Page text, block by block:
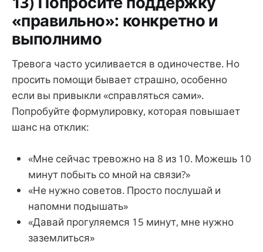
«правильно»: конкретно и
выполнимо
Тревога часто усиливается в одиночестве. Но
просить помощи бывает страшно, особенно
если вы привыкли «справляться сами».
Попробуйте формулировку, которая повышает
шанс на отклик:
«Мне сейчас тревожно на 8 из 10. Можешь 10
минут побыть со мной на связи?»
«Не нужно советов. Просто послушай и
напомни подышать»
«Давай прогуляемся 15 минут, мне нужно
заземлиться»